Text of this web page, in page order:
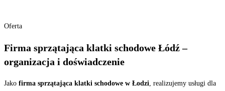
Oferta
Firma sprzątająca klatki schodowe Łódź –
organizacja i doświadczenie
Jako firma sprzątająca klatki schodowe w Łodzi , realizujemy usługi dla